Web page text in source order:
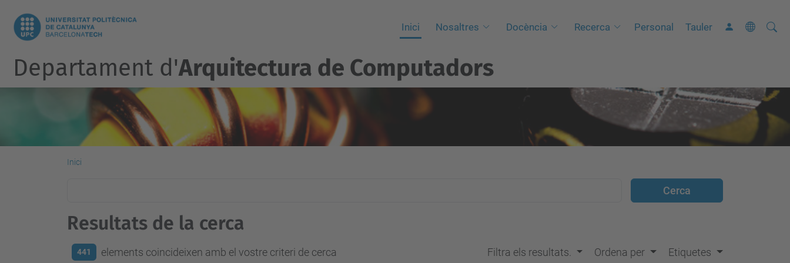
Inici Nosaltres Docència Recerca Personal Tauler Cerca
C
a
a
Departament d'Arquitectura de Computadors
Inici
Resultats de la cerca
441 elements coincideixen amb el vostre criteri de cerca Filtra els resultats. Ordena per Etiquetes